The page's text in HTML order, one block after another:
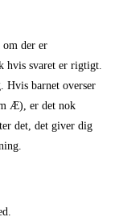
om der er
hvis svaret er rigtigt.
Hvis barnet overser
Æ), er det nok
det, det giver dig